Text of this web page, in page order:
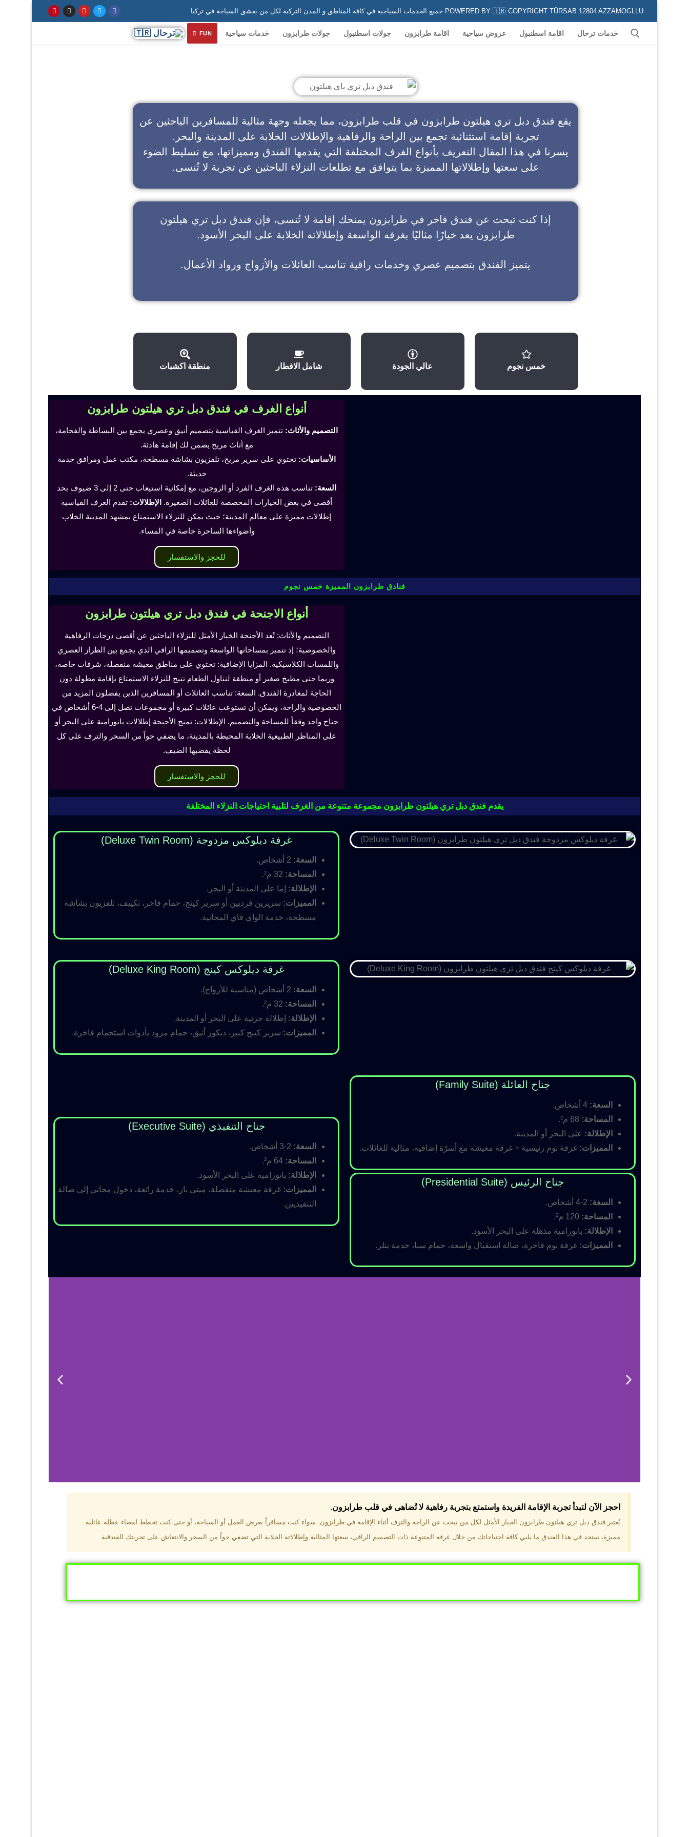
POWERED BY 🇹🇷 COPYRIGHT TÜRSAB 12804 AZZAMOGLLU جميع الخدمات السياحية في كافة المناطق و المدن التركية لكل من يعشق السياحة في تركيا
خدمات ترحال اقامة اسطنبول عروض سياحية اقامة طرابزون جولات اسطنبول جولات طرابزون خدمات سياحية FUN
يقع فندق دبل تري هيلتون طرابزون في قلب طرابزون، مما يجعله وجهة مثالية للمسافرين الباحثين عن
تجربة إقامة استثنائية تجمع بين الراحة والرفاهية والإطلالات الخلابة على المدينة والبحر.
يسرنا في هذا المقال التعريف بأنواع الغرف المختلفة التي يقدمها الفندق ومميزاتها، مع تسليط الضوء
على سعتها وإطلالاتها المميزة بما يتوافق مع تطلعات النزلاء الباحثين عن تجربة لا تُنسى.
إذا كنت تبحث عن فندق فاخر في طرابزون يمنحك إقامة لا تُنسى، فإن فندق دبل تري هيلتون
طرابزون يعد خيارًا مثاليًا بغرفه الواسعة وإطلالاته الخلابة على البحر الأسود.
يتميز الفندق بتصميم عصري وخدمات راقية تناسب العائلات والأزواج ورواد الأعمال.
خمس نجوم عالي الجودة شامل الافطار منطقة اكشبات
أنواع الغرف في فندق دبل تري هيلتون طرابزون
التصميم والأثاث: تتميز الغرف القياسية بتصميم أنيق وعصري يجمع بين البساطة والفخامة،
مع أثاث مريح يضمن لك إقامة هادئة.
الأساسيات: تحتوي على سرير مريح، تلفزيون بشاشة مسطحة، مكتب عمل ومرافق خدمة
حديثة.
السعة:
تناسب هذه الغرف الفرد أو الزوجين، مع إمكانية استيعاب حتى 2 إلى 3 ضيوف بحد
أقصى في بعض الخيارات المخصصة للعائلات الصغيرة. الإطلالات: تقدم الغرف القياسية
إطلالات مميزة على معالم المدينة؛ حيث يمكن للنزلاء الاستمتاع بمشهد المدينة الخلاب
وأضواءها الساحرة خاصة في المساء.
للحجز والاستفسار
فنادق طرابزون المميزة خمس نجوم
أنواع الاجنحة في فندق دبل تري هيلتون طرابزون
التصميم والأثاث: تُعد الأجنحة الخيار الأمثل للنزلاء الباحثين عن أقصى درجات الرفاهية
والخصوصية؛ إذ تتميز بمساحاتها الواسعة وتصميمها الراقي الذي يجمع بين الطراز العصري
واللمسات الكلاسيكية. المزايا الإضافية: تحتوي على مناطق معيشة منفصلة، شرفات خاصة،
وربما حتى مطبخ صغير أو منطقة لتناول الطعام تتيح للنزلاء الاستمتاع بإقامة مطولة دون
الحاجة لمغادرة الفندق. السعة: تناسب العائلات أو المسافرين الذين يفضلون المزيد من
الخصوصية والراحة، ويمكن أن تستوعب عائلات كبيرة أو مجموعات تصل إلى 4-6 أشخاص في
جناح واحد وفقاً للمساحة والتصميم. الإطلالات: تمنح الأجنحة إطلالات بانورامية على البحر أو
على المناظر الطبيعية الخلابة المحيطة بالمدينة، ما يضفي جواً من السحر والترف على كل
لحظة يقضيها الضيف.
للحجز والاستفسار
يقدم فندق دبل تري هيلتون طرابزون مجموعة متنوعة من الغرف لتلبية احتياجات النزلاء المختلفة
غرفة ديلوكس مزدوجة (Deluxe Twin Room)
السعة:
المساحة:
الإطلالة: إما على المدينة أو البحر.
المميزات: سريرين فرديين أو سرير كينج، حمام فاخر، تكييف، تلفزيون بشاشة
مسطحة، خدمة الواي فاي المجانية.
غرفة ديلوكس كينج (Deluxe King Room)
السعة:
المساحة:
الإطلالة: إطلالة جزئية على البحر أو المدينة.
المميزات: سرير كينج كبير، ديكور أنيق، حمام مزود بأدوات استحمام فاخرة.
جناح العائلة (Family Suite)
السعة:
المساحة:
الإطلالة: على البحر أو المدينة.
المميزات: غرفة نوم رئيسية + غرفة معيشة مع أسرّة إضافية، مثالية للعائلات.
جناح الرئيس (Presidential Suite)
السعة:
المساحة:
الإطلالة: بانورامية مذهلة على البحر الأسود.
المميزات: غرفة نوم فاخرة، صالة استقبال واسعة، حمام سبا، خدمة بتلر.
جناح التنفيذي (Executive Suite)
السعة:
المساحة:
الإطلالة: بانورامية على البحر الأسود.
المميزات: غرفة معيشة منفصلة، ميني بار، خدمة رائعة، دخول مجاني إلى صالة
التنفيذيين.
لماذا تختار فندق دبل تري هيلتون طرابزون؟
والجبال الخضراء. مرافق متكاملة تشمل مسبحًا داخليًا، سبا، صالة ألعاب رياضية، ومطاعم عالمية.
احجز الآن لتبدأ تجربة الإقامة الفريدة واستمتع بتجربة رفاهية لا تُضاهى في قلب طرابزون.​
يُعتبر فندق دبل تري هيلتون طرابزون الخيار الأمثل لكل من يبحث عن الراحة والترف أثناء الإقامة في طرابزون. سواء كنت مسافراً بغرض العمل أو السياحة، أو حتى كنت تخطط لقضاء عطلة عائلية
مميزة، ستجد في هذا الفندق ما يلبي كافة احتياجاتك من خلال غرفه المتنوعة ذات التصميم الراقي، سعتها المثالية وإطلالاته الخلابة التي تضفي جواً من السحر والانتعاش على تجربتك الفندقية.